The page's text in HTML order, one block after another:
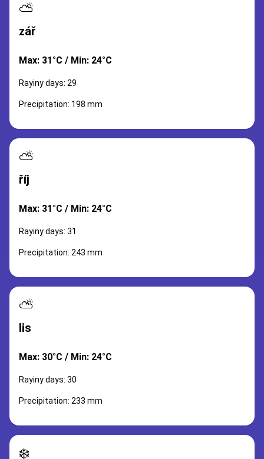
⛅
zář
Max: 31°C / Min: 24°C
Rayiny days: 29
Precipitation: 198 mm
⛅
říj
Max: 31°C / Min: 24°C
Rayiny days: 31
Precipitation: 243 mm
⛅
lis
Max: 30°C / Min: 24°C
Rayiny days: 30
Precipitation: 233 mm
❄️